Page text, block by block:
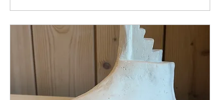
er wanneer een collectief...